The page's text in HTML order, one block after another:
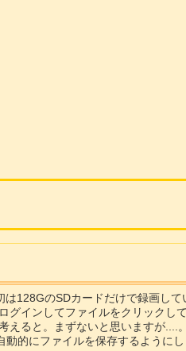
128GのSDカードだけで録画し
インしてファイルをクリックし
ると。まずないと思いますが....
的にファイルを保存するように